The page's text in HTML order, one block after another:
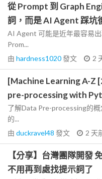
從 Prompt 到 Graph
詞，而是 AI Agent 踩坑
AI Agent 可能是近年最容易
Prom...
由 hardness1020發文 2
[Machine Learning A-Z
pre-processing with
了解Data Pre-processing的
的...
由 duckravel48 發文 2 天
【分享】台灣團隊開發
不用再到處找提示詞了